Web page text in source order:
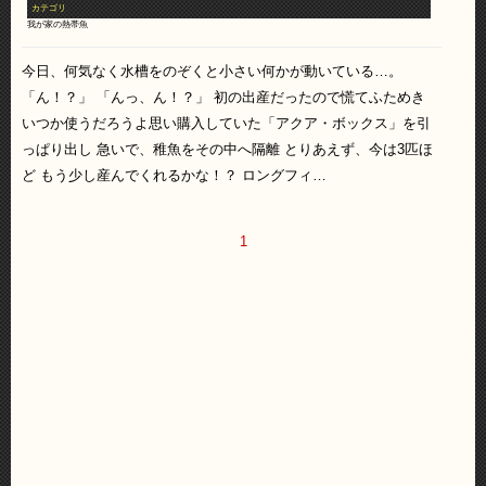
カテゴリ
我が家の熱帯魚
今日、何気なく水槽をのぞくと小さい何かが動いている…。
「ん！？」 「んっ、ん！？」 初の出産だったので慌てふためき
いつか使うだろうよ思い購入していた「アクア・ボックス」を引
っぱり出し 急いで、稚魚をその中へ隔離 とりあえず、今は3匹ほ
ど もう少し産んでくれるかな！？ ロングフィ…
1